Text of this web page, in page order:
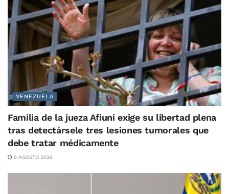
VENEZUELA
Familia de la jueza Afiuni exige su libertad plena
tras detectársele tres lesiones tumorales que
debe tratar médicamente
6 AGOSTO 2026